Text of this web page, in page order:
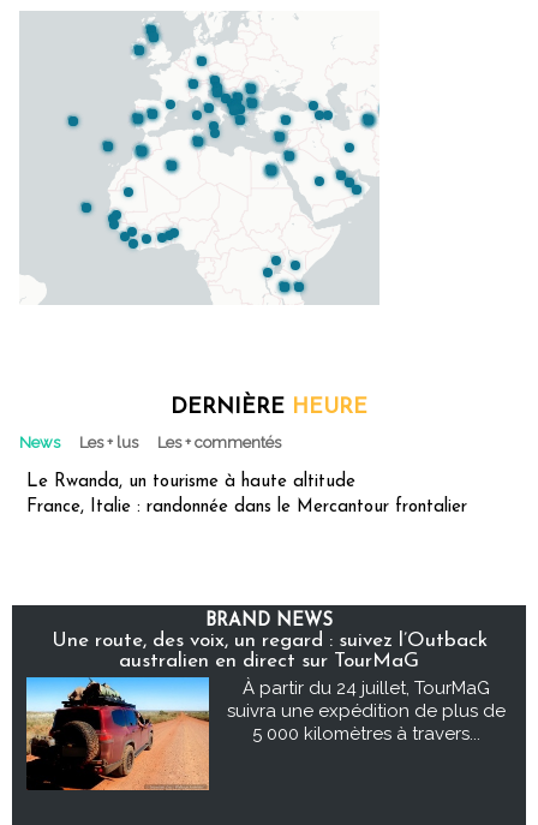
DERNIÈRE HEURE
News Les + lus Les + commentés
Le Rwanda, un tourisme à haute altitude
France, Italie : randonnée dans le Mercantour frontalier
BRAND NEWS
Une route, des voix, un regard : suivez l’Outback
australien en direct sur TourMaG
À partir du 24 juillet, TourMaG
suivra une expédition de plus de
5 000 kilomètres à travers...